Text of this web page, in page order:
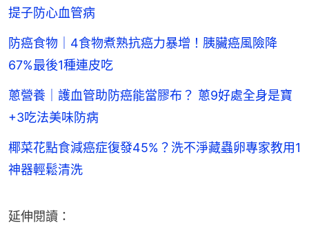
提子防心血管病
防癌食物｜4食物煮熟抗癌力暴增！胰臟癌風險降
67%最後1種連皮吃
蔥營養｜護血管助防癌能當膠布？ 蔥9好處全身是寶
+3吃法美味防病
椰菜花點食減癌症復發45%？洗不淨藏蟲卵專家教用1
神器輕鬆清洗
延伸閱讀：